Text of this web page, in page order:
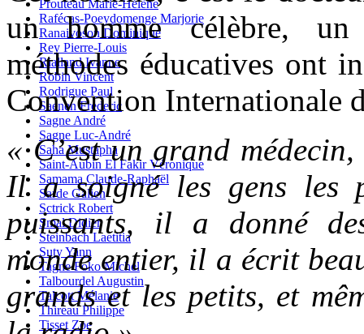
Prouteau Marie-Hélène
Rafécas-Poeydomenge Marjorie
Ranaivoson Dominique
Rey Pierre-Louis
Rialland Ivanne
Robin Vincent
Rodrigue Paul
Saenen Frederic
Sagne André
Sagne Luc-André
Saha Mustapha
Saint-Aubin El Fakir Véronique
Samama Claude-Raphaël
Sarde Galien
Sctrick Robert
Smal Didier
Steinbach Laetitia
Suty Yann
Tagne Foko Michel
Talbourdel Augustin
Talcott Mélanie
Thireau Philippe
Tisset Zoe
un homme célèbre,
méthodes éducatives ont
Convention Internationale
« C’est un grand
Il a soigné les gens les
puissants, il a donné
monde entier, il a écrit
grands et les petits, et